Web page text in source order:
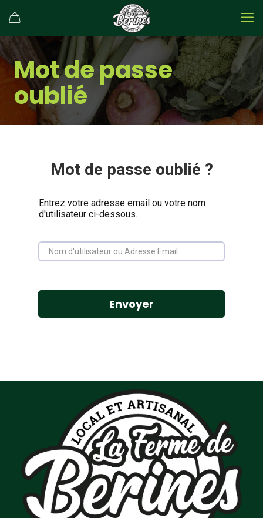
Mot de passe
oublié
Mot de passe oublié ?
Entrez votre adresse email ou votre nom
d'utilisateur ci-dessous.
Envoyer